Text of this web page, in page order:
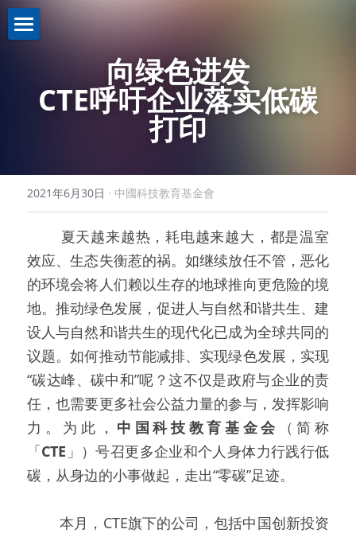
關於我們About us
機構簡介
本會章程
業務介紹Business
助學計劃
入學禮券
聯繫我們
網路無障礙聲明
向绿色进发
CTE呼吁企业落实低碳
打印
2021年6月30日 · 中國科技教育基金會
夏天越来越热，耗电越来越大，都是温室
效应、生态失衡惹的祸。如继续放任不管，恶化
的环境会将人们赖以生存的地球推向更危险的境
地。推动绿色发展，促进人与自然和谐共生、建
设人与自然和谐共生的现代化已成为全球共同的
议题。如何推动节能减排、实现绿色发展，实现
“碳达峰、碳中和”呢？这不仅是政府与企业的责
任，也需要更多社会公益力量的参与，发挥影响
力。为此， 中国科技教育基金会
（简称
「CTE 」）号召更多企业和个人身体力行践行低
碳，从身边的小事做起，走出“零碳”足迹。
本月，CTE旗下的公司，包括中国创新投资